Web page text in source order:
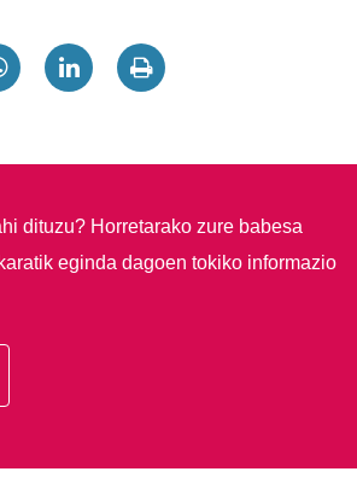
dituzu? Horretarako zure babesa
eginda dagoen tokiko informazio